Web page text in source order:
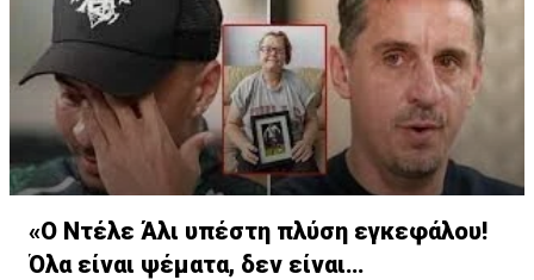
«Ο Ντέλε Άλι υπέστη πλύση εγκεφάλου!
Όλα είναι ψέματα, δεν είναι